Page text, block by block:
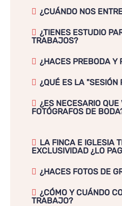
¿CUÁNDO NOS
¿TIENES ESTUDIO
TRABAJOS?
¿HACES PREBODA Y
¿QUÉ ES LA "SESIÓN
¿ES NECESARIO QUE
FOTÓGRAFOS DE
LA FINCA E IGLESIA
EXCLUSIVIDAD ¿LO
¿HACES FOTOS DE
¿CÓMO Y CUÁNDO
TRABAJO?